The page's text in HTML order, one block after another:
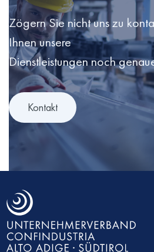
Zögern Sie nicht uns zu
Ihnen unsere
Dienstleistungen noch
Kontakt